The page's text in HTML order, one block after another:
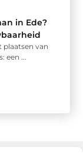
in Ede?
plaatsen van
een ...